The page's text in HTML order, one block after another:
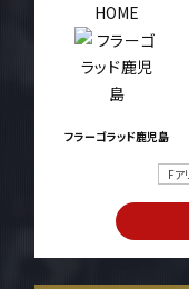
HOME
フラーゴラッド鹿児島
Fア